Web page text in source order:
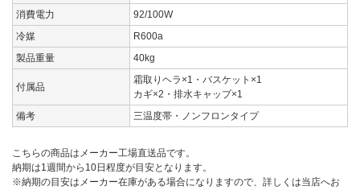
消費電力
92/100W
冷媒
R600a
製品重量
40kg
付属品
霜取りヘラ×1・バスケット×1
カギ×2・排水キャップ×1
備考
三温度帯・ノンフロンタイプ
こちらの商品はメーカー工場直送品です。
納期は1週間から10日程度が目安となります。
※納期の目安はメーカー在庫がある場合になりますので、詳しくは当店へお